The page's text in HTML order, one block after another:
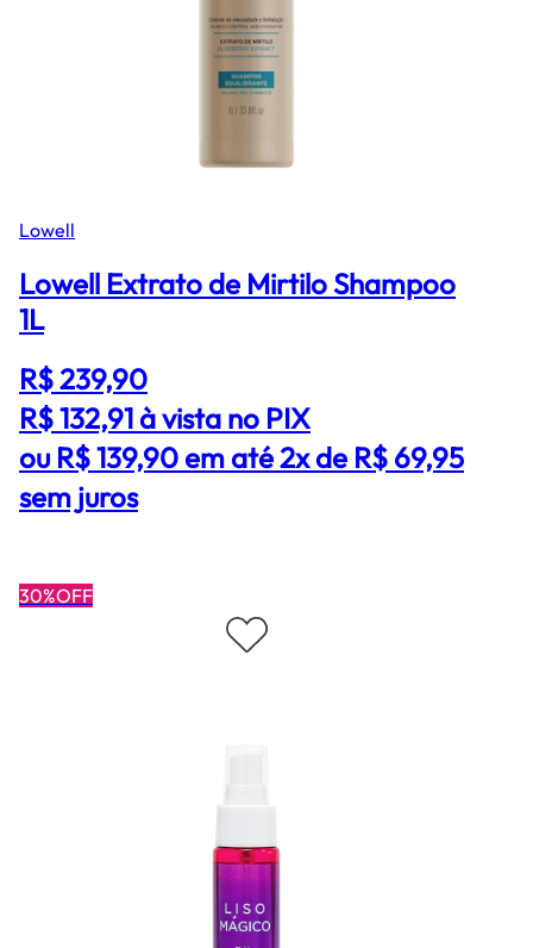
Lowell
Lowell Extrato de Mirtilo Shampoo
1L
R$ 239,90
R$ 132,91à vista no PIX
ou R$ 139,90 em até 2x de R$ 69,95
sem juros
30%OFF